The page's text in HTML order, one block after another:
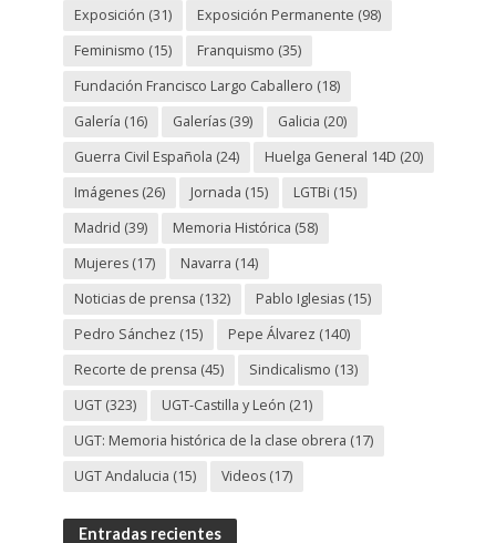
Exposición (31) Exposición Permanente (98)
Feminismo (15) Franquismo (35)
Fundación Francisco Largo Caballero (18)
Galería (16) Galerías(39) Galicia (20)
Guerra Civil Española (24) Huelga General 14D (20)
Imágenes(26) Jornada (15) LGTBi (15)
Madrid (39) Memoria Histórica (58)
Mujeres(17) Navarra (14)
Noticias de prensa (132) Pablo Iglesias(15)
Pedro Sánchez (15) Pepe Álvarez (140)
Recorte de prensa (45) Sindicalismo (13)
UGT(323) UGT-Castilla y León (21)
UGT: Memoria histórica de la clase obrera (17)
UGT Andalucia (15) Videos(17)
Entradas recientes